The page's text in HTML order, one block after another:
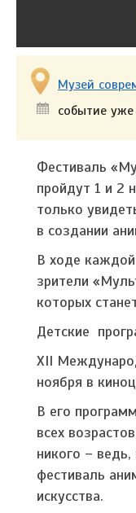
Музей
событие
Фестиваль
пройдут 1 и 2
только
в создании
В ходе
зрители
которых
Детские
XII
ноября в
В его
всех
никого –
фестиваль
искусства.